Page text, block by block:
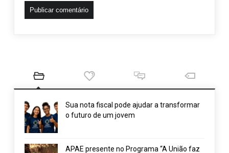
Sua nota fiscal pode ajudar a transformar
o futuro de um jovem
APAE presente no Programa “A União faz